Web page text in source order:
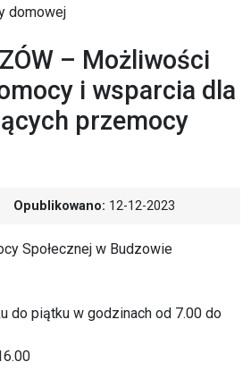
domowej
– Możliwości
i wsparcia dla
przemocy
Opublikowano: 12-12-2023
Społecznej w Budzowie
do piątku w godzinach od 7.00 do